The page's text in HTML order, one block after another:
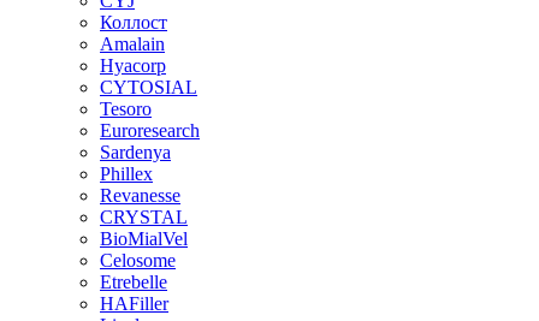
Коллост
Amalain
Hyacorp
CYTOSIAL
Tesoro
Euroresearch
Sardenya
Phillex
Revanesse
CRYSTAL
BioMialVel
Celosome
Etrebelle
HAFiller